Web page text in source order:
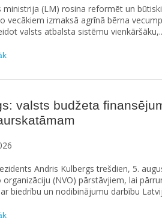
ministrija (LM) rosina reformēt un
vecākiem izmaksā agrīnā bērna
valsts atbalsta sistēmu
valsts budžeta
Andris Kulbergs trešdien, 5.
organizāciju (NVO) pārstāvjiem, lai
biedrību un nodibinājumu darbību